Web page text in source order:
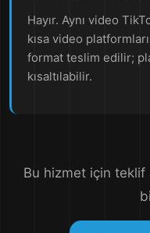
Hayır. Aynı video
kısa video
format teslim edilir;
kısaltılabilir.
Bu hizmet için teklif